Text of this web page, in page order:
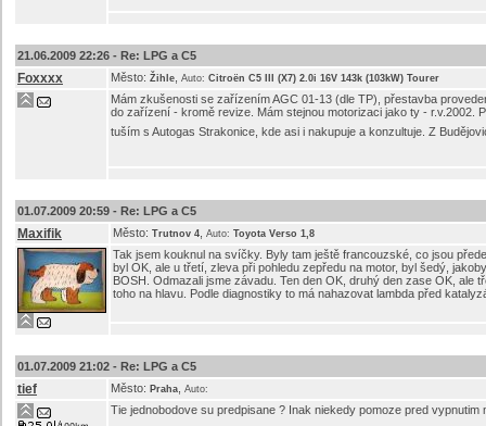
21.06.2009 22:26 - Re: LPG a C5
Foxxxx Město: Žihle Auto: Citroën C5 III (X7) 2.0i 16V 143k (103kW) Tourer
Mám zkušenosti se zařízením AGC 01-13 (dle TP), přestavba
do zařízení - kromě revize. Mám stejnou motorizaci jako ty -
tuším s Autogas Strakonice, kde asi i nakupuje a konzultuje. Z
01.07.2009 20:59 - Re: LPG a C5
Maxifik Město: Trutnov 4 Auto: Toyota Verso 1,8
Tak jsem kouknul na svíčky. Byly tam ještě francouzské, co jsou
byl OK, ale u třetí, zleva při pohledu zepředu na motor, byl šedý,
BOSH. Odmazali jsme závadu. Ten den OK, druhý den zase OK, ale
toho na hlavu. Podle diagnostiky to má nahazovat lambda před
01.07.2009 21:02 - Re: LPG a C5
tief Město: Praha Auto:
Tie jednobodove su predpisane ? Inak niekedy pomoze pred vypnutim